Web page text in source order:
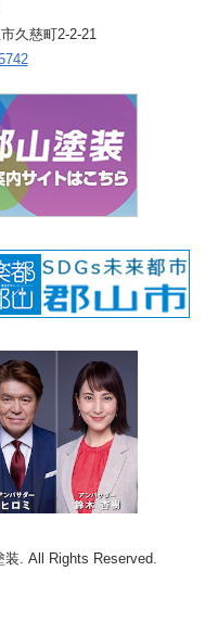
久慈町2-2-21
. All Rights Reserved.